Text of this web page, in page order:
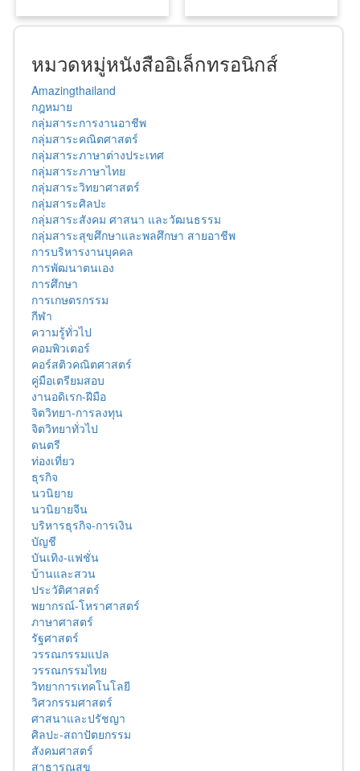
หมวดหมู่หนังสืออิเล็กทรอนิกส์
Amazingthailand
กฎหมาย
กลุ่มสาระการงานอาชีพ
กลุ่มสาระคณิตศาสตร์
กลุ่มสาระภาษาต่างประเทศ
กลุ่มสาระภาษาไทย
กลุ่มสาระวิทยาศาสตร์
กลุ่มสาระศิลปะ
กลุ่มสาระสังคม ศาสนา และวัฒนธรรม
กลุ่มสาระสุขศึกษาและพลศึกษา สายอาชีพ
การบริหารงานบุคคล
การพัฒนาตนเอง
การศึกษา
การเกษตรกรรม
กีฬา
ความรู้ทั่วไป
คอมพิวเตอร์
คอร์สติวคณิตศาสตร์
คู่มือเตรียมสอบ
งานอดิเรก-ฝีมือ
จิตวิทยา-การลงทุน
จิตวิทยาทั่วไป
ดนตรี
ท่องเที่ยว
ธุรกิจ
นวนิยาย
นวนิยายจีน
บริหารธุรกิจ-การเงิน
บัญชี
บันเทิง-แฟชั่น
บ้านและสวน
ประวัติศาสตร์
พยากรณ์-โหราศาสตร์
ภาษาศาสตร์
รัฐศาสตร์
วรรณกรรมแปล
วรรณกรรมไทย
วิทยาการเทคโนโลยี
วิศวกรรมศาสตร์
ศาสนาและปรัชญา
ศิลปะ-สถาปัตยกรรม
สังคมศาสตร์
สาธารณสุข